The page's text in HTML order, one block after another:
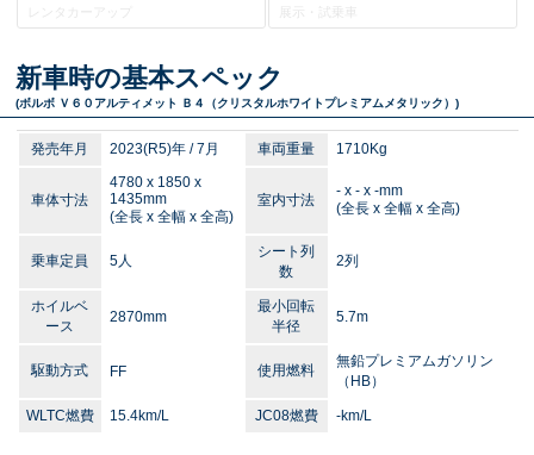
レンタカーアップ
新車時の基本スペック
(ボルボ Ｖ６０ アルティメット Ｂ４（クリスタルホワイトプレミアムメタリック）)
発売年月 2023(R5)年 / 7月 車両重量 1710Kg
車体寸法
4780 x 1850 x
1435mm
(全長 x 全幅 x 全高)
室内寸法
- x - x -mm
(全長 x 全幅 x 全高)
乗車定員 5人
シート列
数
2列
ホイルベ
ース
2870mm
最小回転
半径
5.7m
駆動方式 FF 使用燃料
無鉛プレミアムガソリン
（HB）
WLTC燃費 15.4km/L JC08燃費 -km/L